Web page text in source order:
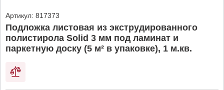
Артикул: 817373
Подложка листовая из экструдированного
полистирола Solid 3 мм под ламинат и
паркетную доску (5 м² в упаковке), 1 м.кв.